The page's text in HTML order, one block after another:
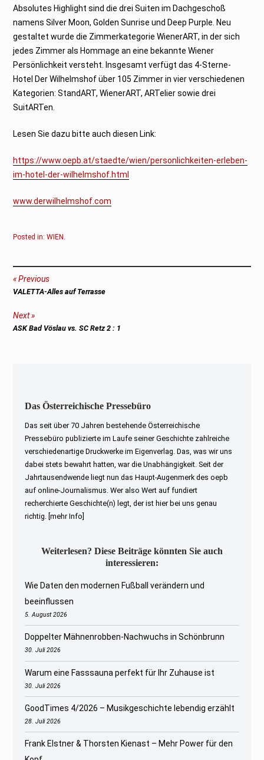
Absolutes Highlight sind die drei Suiten im Dachgeschoß
namens Silver Moon, Golden Sunrise und Deep Purple. Neu
gestaltet wurde die Zimmerkategorie WienerART, in der sich
jedes Zimmer als Hommage an eine bekannte Wiener
Persönlichkeit versteht. Insgesamt verfügt das 4-Sterne-
Hotel Der Wilhelmshof über 105 Zimmer in vier verschiedenen
Kategorien: StandART, WienerART, ARTelier sowie drei
SuitARTen.
Lesen Sie dazu bitte auch diesen Link:
https://www.oepb.at/staedte/wien/personlichkeiten-erleben-
im-hotel-der-wilhelmshof.html
www.derwilhelmshof.com
Posted in:WIEN.
Beitragsnavigation
Previous
Previous
VALETTA-Alles auf Terrasse
Next
Next
ASK Bad Vöslau vs. SC Retz 2 : 1
Das Österreichische Pressebüro
Das seit über 70 Jahren bestehende Österreichische
Pressebüro publizierte im Laufe seiner Geschichte zahlreiche
verschiedenartige Druckwerke im Eigenverlag. Das, was wir uns
dabei stets bewahrt hatten, war die Unabhängigkeit. Seit der
Jahrtausendwende liegt nun das Haupt-Augenmerk des oepb
auf online-Journalismus. Wer also Wert auf fundiert
recherchierte Geschichte(n) legt, der ist hier bei uns genau
richtig.
[mehr Info]
Weiterlesen? Diese Beiträge könnten Sie auch
interessieren:
Wie Daten den modernen Fußball verändern und
beeinflussen
5. August 2026
Doppelter Mähnenrobben-Nachwuchs in Schönbrunn
30. Juli 2026
Warum eine Fasssauna perfekt für Ihr Zuhause ist
30. Juli 2026
GoodTimes 4/2026 – Musikgeschichte lebendig erzählt
28. Juli 2026
Frank Elstner & Thorsten Kienast – Mehr Power für den